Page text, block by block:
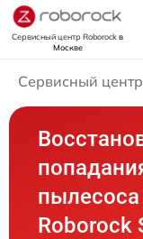
Сервисный центр Roborockв
Москве
Сервисный
пылесоса
Roborock